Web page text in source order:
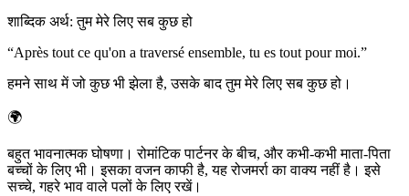
शाब्दिक अर्थ: तुम मेरे लिए सब कुछ हो
“Après tout ce qu'on a traversé ensemble, tu es tout pour moi.”
हमने साथ में जो कुछ भी झेला है, उसके बाद तुम मेरे लिए सब कुछ हो।
🌍
बहुत भावनात्मक घोषणा। रोमांटिक पार्टनर के बीच, और कभी-कभी माता-पिता
बच्चों के लिए भी। इसका वजन काफी है, यह रोजमर्रा का वाक्य नहीं है। इसे
सच्चे, गहरे भाव वाले पलों के लिए रखें।